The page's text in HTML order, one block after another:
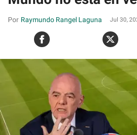
Raymundo Rangel Laguna Jul 30,